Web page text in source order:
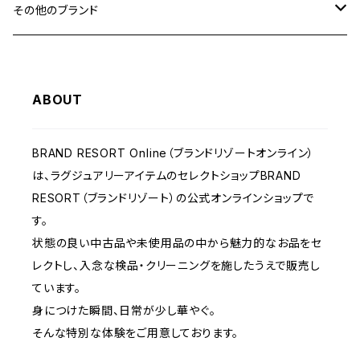
その他のブランド
財布&小物
ウェア
ABOUT
BRAND RESORT Online（ブランドリゾートオンライン）
は、ラグジュアリーアイテムのセレクトショップBRAND
RESORT（ブランドリゾート）の公式オンラインショップで
す。
状態の良い中古品や未使用品の中から魅力的なお品をセ
レクトし、入念な検品・クリーニングを施したうえで販売し
ています。
身につけた瞬間、日常が少し華やぐ。
そんな特別な体験をご用意しております。